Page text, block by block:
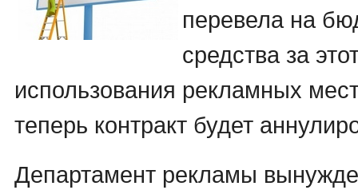
перевела на
средства за
использования рекламных
теперь контракт будет
Департамент рекламы